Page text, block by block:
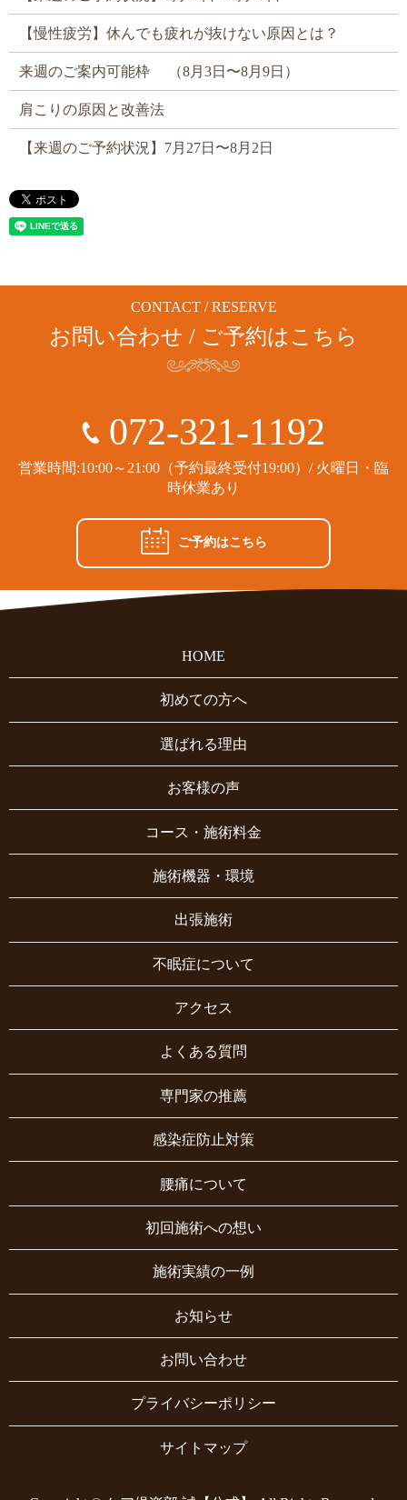
【慢性疲労】休んでも疲れが抜けない原因とは？
来週のご案内可能枠 （8月3日〜8月9日）
肩こりの原因と改善法
【来週のご予約状況】7月27日〜8月2日
CONTACT / RESERVE
お問い合わせ / ご予約はこちら
072-321-1192
営業時間:10:00～21:00（予約最終受付19:00）/ 火曜日・臨
時休業あり
ご予約はこちら
HOME
初めての方へ
選ばれる理由
お客様の声
コース・施術料金
施術機器・環境
出張施術
不眠症について
アクセス
よくある質問
専門家の推薦
感染症防止対策
腰痛について
初回施術への想い
施術実績の一例
お知らせ
お問い合わせ
プライバシーポリシー
サイトマップ